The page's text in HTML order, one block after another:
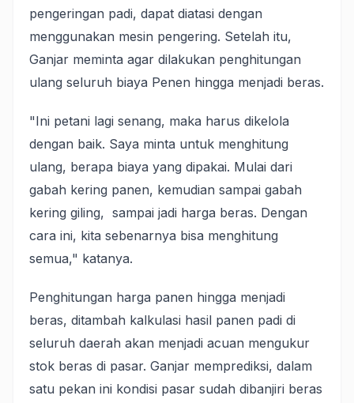
pengeringan padi, dapat diatasi dengan
menggunakan mesin pengering. Setelah itu,
Ganjar meminta agar dilakukan penghitungan
ulang seluruh biaya Penen hingga menjadi beras.
"Ini petani lagi senang, maka harus dikelola
dengan baik. Saya minta untuk menghitung
ulang, berapa biaya yang dipakai. Mulai dari
gabah kering panen, kemudian sampai gabah
kering giling, sampai jadi harga beras. Dengan
cara ini, kita sebenarnya bisa menghitung
semua," katanya.
Penghitungan harga panen hingga menjadi
beras, ditambah kalkulasi hasil panen padi di
seluruh daerah akan menjadi acuan mengukur
stok beras di pasar. Ganjar memprediksi, dalam
satu pekan ini kondisi pasar sudah dibanjiri beras